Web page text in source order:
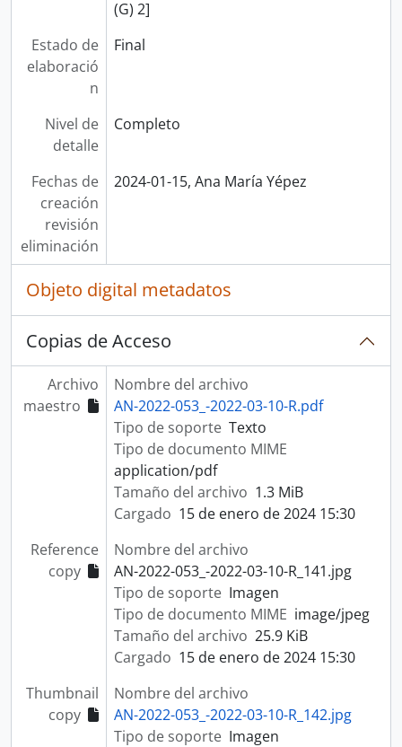
(G) 2]
Estado de
elaboració
n
Final
Nivel de
detalle
Completo
Fechas de
creación
revisión
eliminación
2024-01-15, Ana María Yépez
Objeto digital metadatos
Copias de Acceso
Archivo
maestro
Nombre del archivo
AN-2022-053_-2022-03-10-R.pdf
Tipo de soporte Texto
Tipo de documento MIME
application/pdf
Tamaño del archivo 1.3 MiB
Cargado 15 de enero de 2024 15:30
Reference
copy
Nombre del archivo
AN-2022-053_-2022-03-10-R_141.jpg
Tipo de soporte Imagen
Tipo de documento MIME image/jpeg
Tamaño del archivo 25.9 KiB
Cargado 15 de enero de 2024 15:30
Thumbnail
copy
Nombre del archivo
AN-2022-053_-2022-03-10-R_142.jpg
Tipo de soporte Imagen